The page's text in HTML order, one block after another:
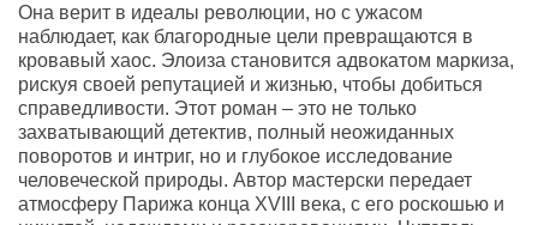
Она верит в идеалы революции, но с ужасом
наблюдает, как благородные цели превращаются в
кровавый хаос. Элоиза становится адвокатом маркиза,
рискуя своей репутацией и жизнью, чтобы добиться
справедливости. Этот роман – это не только
захватывающий детектив, полный неожиданных
поворотов и интриг, но и глубокое исследование
человеческой природы. Автор мастерски передает
атмосферу Парижа конца XVIII века, с его роскошью и